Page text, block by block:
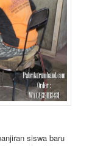
siswa baru